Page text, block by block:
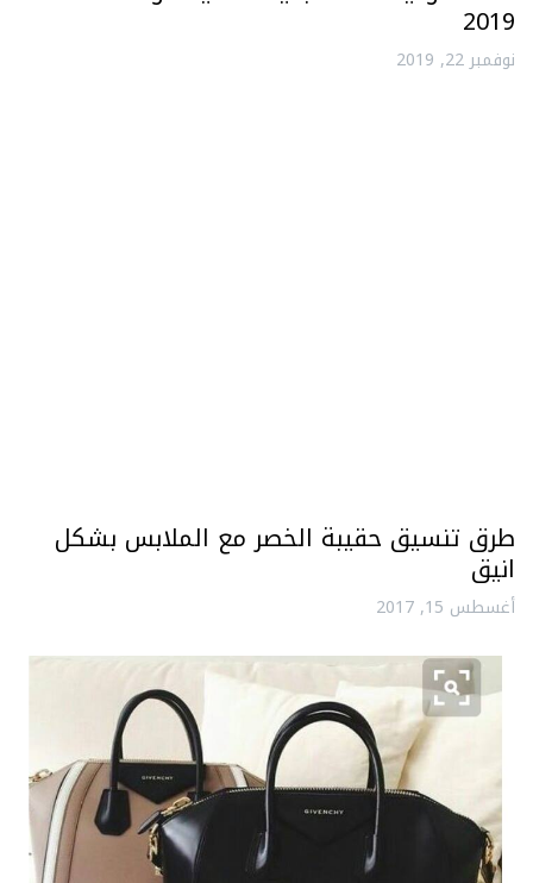
2019
نوفمبر 22, 2019
طرق تنسيق حقيبة الخصر مع الملابس بشكل
انيق
أغسطس 15, 2017